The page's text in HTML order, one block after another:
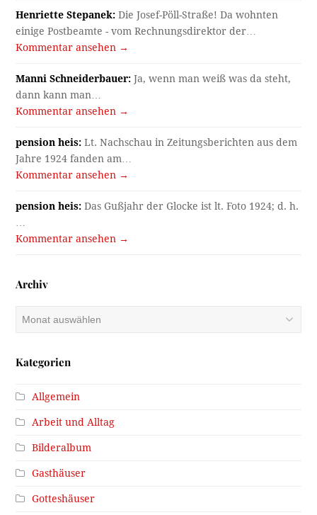
Henriette Stepanek: Die Josef-Pöll-Straße! Da wohnten
einige Postbeamte - vom Rechnungsdirektor der…
Kommentar ansehen →
Manni Schneiderbauer: Ja, wenn man weiß was da steht,
dann kann man…
Kommentar ansehen →
pension heis: Lt. Nachschau in Zeitungsberichten aus dem
Jahre 1924 fanden am…
Kommentar ansehen →
pension heis: Das Gußjahr der Glocke ist lt. Foto 1924; d. h.
Kommentar ansehen →
Archiv
Kategorien
Allgemein
Arbeit und Alltag
Bilderalbum
Gasthäuser
Gotteshäuser